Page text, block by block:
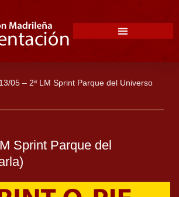
13/05 – 2ª LM Sprint Parque del Universo
Sprint Parque del